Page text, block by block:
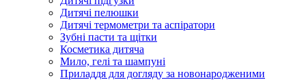
Дитячі пелюшки
Дитячі термометри та аспіратори
Зубні пасти та щітки
Косметика дитяча
Мило, гелі та шампуні
Приладдя для догляду за новонародженими